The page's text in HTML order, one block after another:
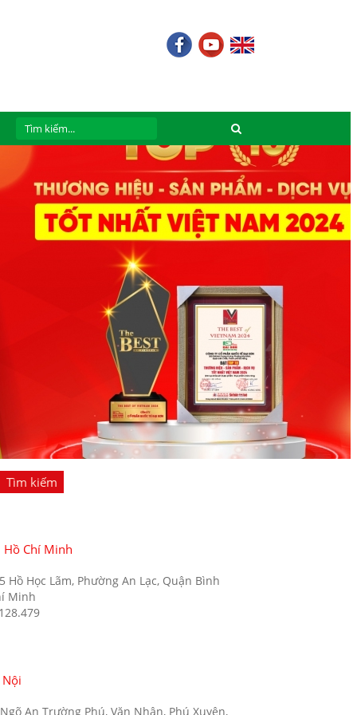
Tìm kiếm
Hồ Chí Minh
Hồ Học Lãm, Phường An Lạc, Quận Bình
Minh
An Trường Phú, Văn Nhân, Phú Xuyên,